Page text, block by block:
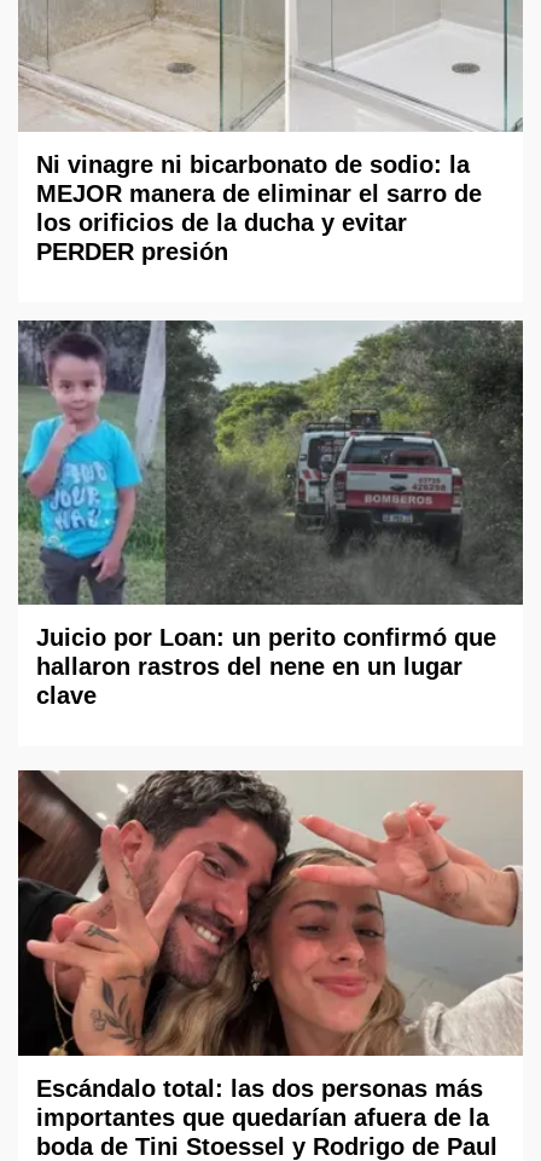
Ni vinagre ni bicarbonato de sodio: la
MEJOR manera de eliminar el sarro de
los orificios de la ducha y evitar
PERDER presión
Juicio por Loan: un perito confirmó que
hallaron rastros del nene en un lugar
clave
Escándalo total: las dos personas más
importantes que quedarían afuera de la
boda de Tini Stoessel y Rodrigo de Paul